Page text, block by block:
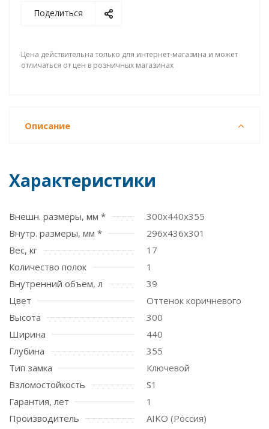
Поделиться
Цена действительна только для интернет-магазина и может
отличаться от цен в розничных магазинах
Описание
Характеристики
Внешн. размеры, мм *
300x440x355
Внутр. размеры, мм *
296x436x301
Вес, кг
17
Количество полок
1
Внутренний объем, л
39
Цвет
Оттенок коричневого
Высота
300
Ширина
440
Глубина
355
Тип замка
Ключевой
Взломостойкость
S1
Гарантия, лет
1
Производитель
AIKO (Россия)